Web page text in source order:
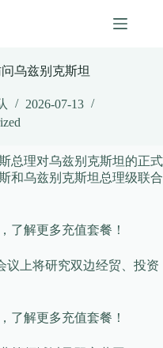
乌兹别克斯坦
2026-07-13
总理对乌兹别克斯坦的正式
和乌兹别克斯坦总理级联合
，了解更多充值套餐！
议上将研究双边经贸、投资
，了解更多充值套餐！